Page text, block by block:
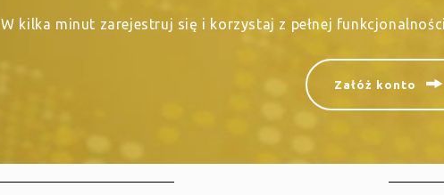
W kilka minut zarejestruj się i korzystaj z pełnej
Załóż konto